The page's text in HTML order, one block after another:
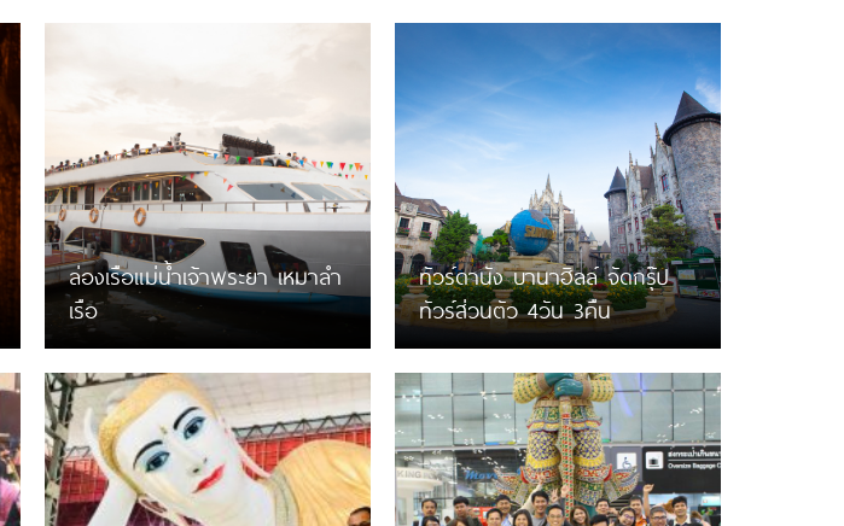
ล่องเรือแม่น้ำเจ้าพระยา เหมาลำ
เรือ
ทัวร์ดานัง บานาฮิลล์ จัดกรุ๊ป
ทัวร์ส่วนตัว 4วัน 3คืน